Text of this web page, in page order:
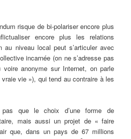
risque de bi-polariser encore plus
encore plus les relations
au niveau local peut s’articuler avec
incarnée (on ne s’adresse pas
voire anonyme sur Internet, on parle
vie »), qui tend au contraire à les
que le choix d’une forme de
mais aussi un projet de « faire
que, dans un pays de 67 millions